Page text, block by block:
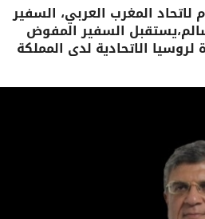
لاتحاد المغرب العربي، السفير
السفير المفوض
الاتحادية لدى المملكة